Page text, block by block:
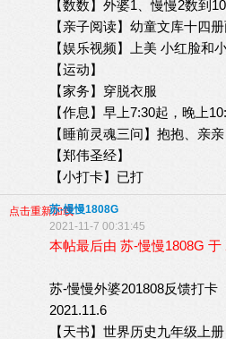
【数数】外婆1、慢慢2数到
【亲子阅读】幼童文库十四
【娱乐视频】上美 小红脸和
【运动】
【家务】穿脱衣服
【作息】早上7:30起，晚上
【睡前灵魂三问】抱抱、亲亲
【郑伟圣经】
【小打卡】已打
点击重新加载苏-慢慢1808G
2021-11-7 00:31:45
本帖最后由 苏-慢慢1808G 于
苏-慢慢外婆201808反馈打卡
2021.11.6
【天书】世界历史九年级上